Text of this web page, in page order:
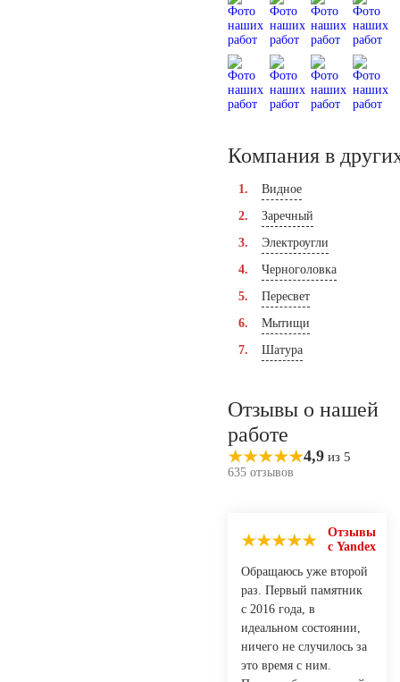
Компания в
Видное
Заречный
Электроугли
Черноголовка
Пересвет
Мытищи
Шатура
Отзывы о нашей
работе
4,9 из 5
635 отзывов
Отзывы
с Yandex
Обращаюсь уже второй
раз. Первый памятник
с 2016 года, в
идеальном состоянии,
ничего не случилось за
это время с ним.